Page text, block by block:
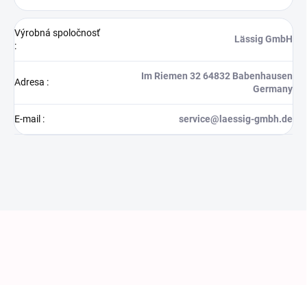
Výrobná spoločnosť
:
Lässig GmbH
Adresa :
Im Riemen 32 64832 Babenhausen
Germany
E-mail : service@laessig-gmbh.de